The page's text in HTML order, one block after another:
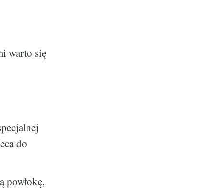
warto się
do
powłokę,